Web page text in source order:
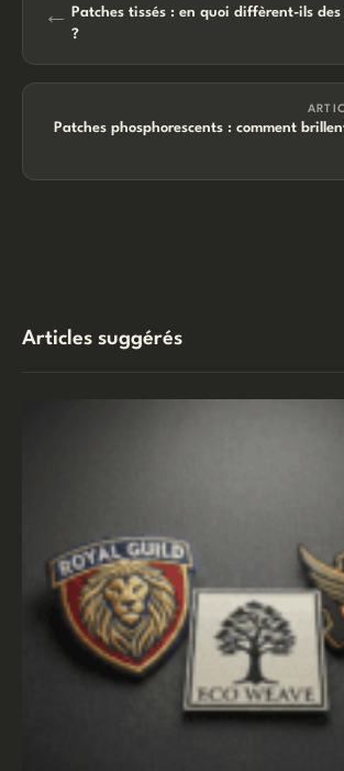
←
Patches tissés : en quoi diffèrent-ils
?
Patches phosphorescents : comment
Articles suggérés